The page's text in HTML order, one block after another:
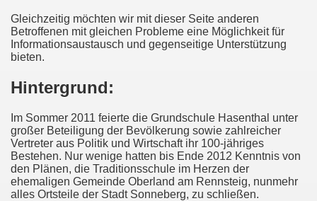
Gleichzeitig möchten wir mit dieser Seite anderen
Betroffenen mit gleichen Probleme eine Möglichkeit für
Informationsaustausch und gegenseitige Unterstützung
bieten.
Hintergrund:
Im Sommer 2011 feierte die Grundschule Hasenthal unter
großer Beteiligung der Bevölkerung sowie zahlreicher
Vertreter aus Politik und Wirtschaft ihr 100-jähriges
Bestehen. Nur wenige hatten bis Ende 2012 Kenntnis von
den Plänen, die Traditionsschule im Herzen der
ehemaligen Gemeinde Oberland am Rennsteig, nunmehr
alles Ortsteile der Stadt Sonneberg, zu schließen.